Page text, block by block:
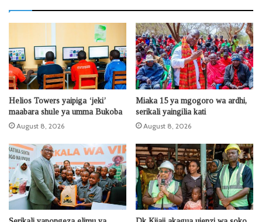
Helios Towers yaipiga ‘jeki’
maabara shule ya umma Bukoba
August 8, 2026
Miaka 15 ya mgogoro wa ardhi,
serikali yaingilia kati
August 8, 2026